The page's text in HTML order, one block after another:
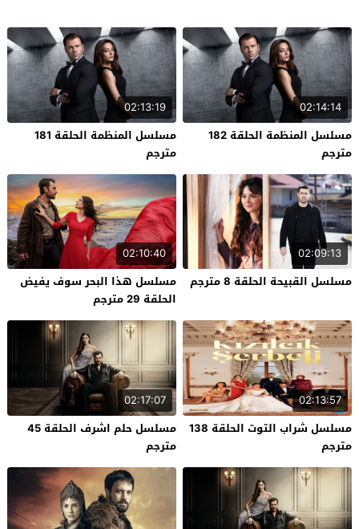
02:14:14
مسلسل المنظمة الحلقة 182
مترجم
02:13:19
مسلسل المنظمة الحلقة 181
مترجم
02:09:13
مسلسل القبيحة الحلقة 8 مترجم
02:10:40
مسلسل هذا البحر سوف يفيض
الحلقة 29 مترجم
02:13:57
مسلسل شراب التوت الحلقة 138
مترجم
02:17:07
مسلسل حلم اشرف الحلقة 45
مترجم